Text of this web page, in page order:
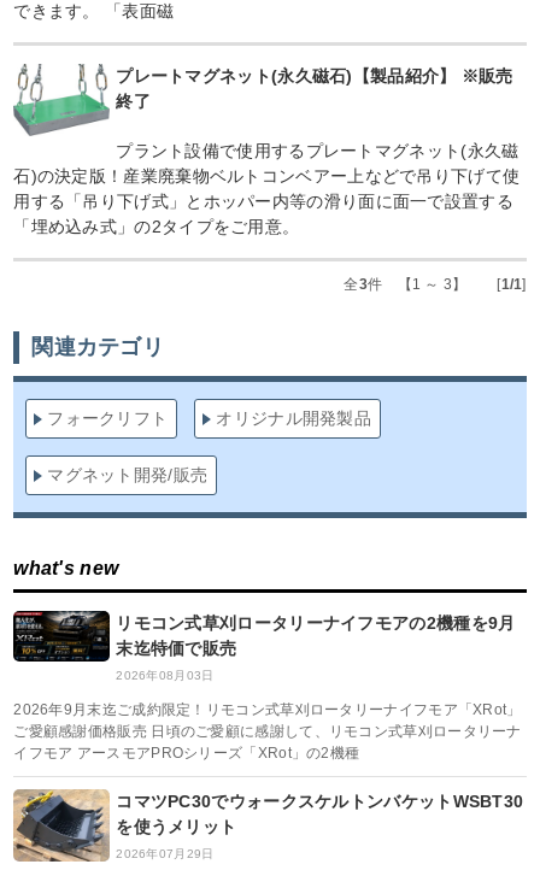
できます。 「表面磁
プレートマグネット(永久磁石)【製品紹介】 ※販売
終了
プラント設備で使用するプレートマグネット(永久磁
石)の決定版！産業廃棄物ベルトコンベアー上などで吊り下げて使
用する「吊り下げ式」とホッパー内等の滑り面に面一で設置する
「埋め込み式」の2タイプをご用意。
全3件 【1 ～ 3】 [1/1]
関連カテゴリ
フォークリフト オリジナル開発製品
マグネット開発/販売
what's new
リモコン式草刈ロータリーナイフモアの2機種を9月
末迄特価で販売
2026年08月03日
2026年9月末迄ご成約限定！リモコン式草刈ロータリーナイフモア「XRot」
ご愛顧感謝価格販売 日頃のご愛顧に感謝して、リモコン式草刈ロータリーナ
イフモア アースモアPROシリーズ「XRot」の2機種
コマツPC30でウォークスケルトンバケットWSBT30
を使うメリット
2026年07月29日